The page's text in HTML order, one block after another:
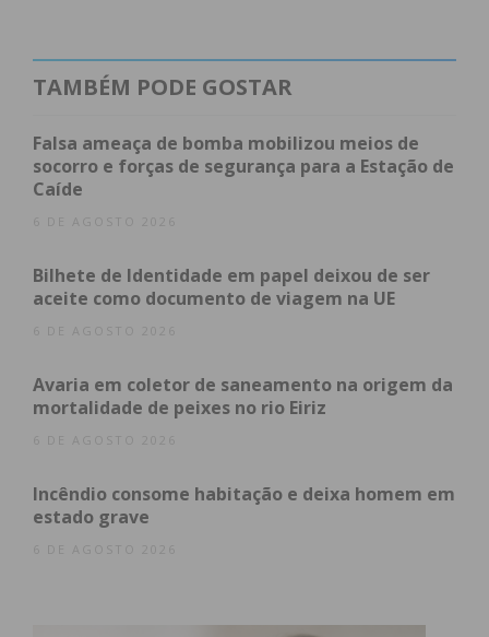
os/as participantes ao destacar que, para ele, a
escrita é uma necessidade e uma forma de refletir
sobre a condição humana.
A sua escrita é marcada por uma forte componente
emocional e por um desejo de provocar no/a
desafios, sempre com uma mensagem de
esperança e renovação.
tornar especialmente inspiradora para aqueles que
procuram significado em momentos difíceis.
Qualifica, Dr. Celso Brum, agradeceu ao autor a sua
presença, bem como a sua inspiradora
referindo que esta estimula o pensamento crítico,
TAMBÉM PODE GOSTAR
Falsa ameaça de bomba mobilizou meios de
socorro e forças de segurança para a Estação de
Caíde
6 DE AGOSTO 2026
Bilhete de Identidade em papel deixou de ser
aceite como documento de viagem na UE
6 DE AGOSTO 2026
Avaria em coletor de saneamento na origem da
mortalidade de peixes no rio Eiriz
6 DE AGOSTO 2026
Incêndio consome habitação e deixa homem em
estado grave
6 DE AGOSTO 2026